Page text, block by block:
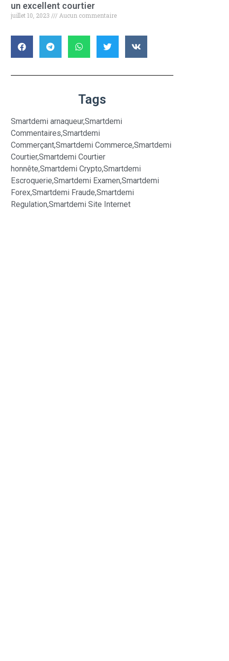
un excellent courtier
juillet 10, 2023 Aucun commentaire
Tags
Smartdemi arnaqueur,Smartdemi
Commentaires,Smartdemi
Commerçant,Smartdemi Commerce,Smartdemi
Courtier,Smartdemi Courtier
honnête,Smartdemi Crypto,Smartdemi
Escroquerie,Smartdemi Examen,Smartdemi
Forex,Smartdemi Fraude,Smartdemi
Regulation,Smartdemi Site Internet